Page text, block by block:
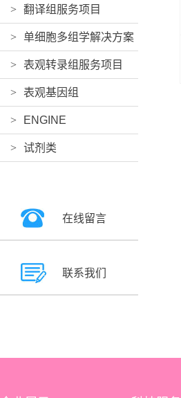
> 翻译组服务项目
> 单细胞多组学解决方案
> 表观转录组服务项目
> 表观基因组
> ENGINE
> 试剂类
在线留言
联系我们